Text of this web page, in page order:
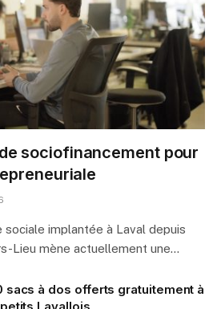
sociofinancement pour
sociale implantée à Laval depuis
Lieu mène actuellement une…
sacs à dos offerts gratuitement à